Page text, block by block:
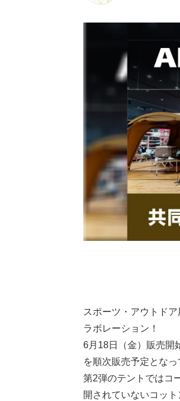
スポーツ・アウトド
ラボレーション！
6月18日（金）販売開
を順次販売予定となっ
第2弾のテントではコ
開されていないコッ